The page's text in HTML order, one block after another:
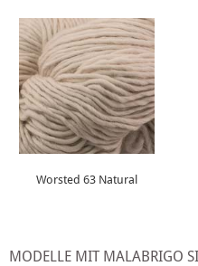
Worsted 63 Natural
MODELLE MIT MALABRIGO